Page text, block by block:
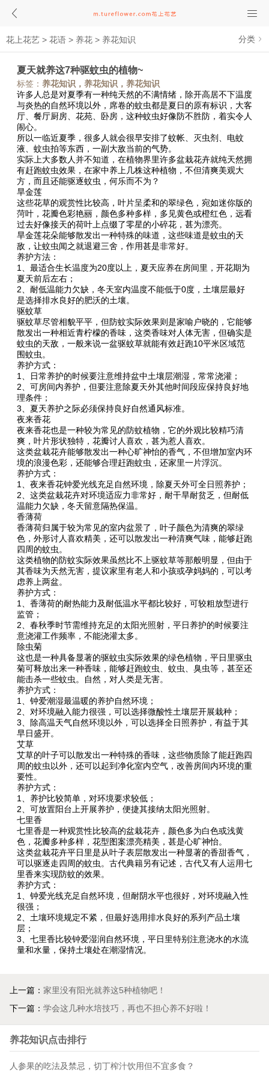
花上花艺 > 花语 > 养花 > 养花知识 分类
夏天就养这7种驱蚊虫的植物~
标签： 养花知识，养花知识，养花知识
许多人总是对夏季有一种纯天然的不满情绪，除开高居不下温度
与炎热的自然环境以外，席卷的蚊虫都是夏日的原有标识，大客
厅、餐厅厨房、花苑、卧房，这种蚊虫好像防不胜防，着实令人
闹心。
所以一临近夏季，很多人就会很早安排了蚊帐、灭虫剂、电蚊
液、蚊虫拍等东西，一副大敌当前的气势。
实际上大多数人并不知道，在植物界里许多盆栽花卉就纯天然拥
有赶跑蚊虫效果，在家中养上几株这种植物，不但清爽美观大
方，而且还能驱逐蚊虫，何乐而不为？
旱金莲
这些花草的观赏性比较高，叶片呈柔和的翠绿色，宛如迷你版的
菏叶，花瓣色彩艳丽，颜色多种多样，多见黄色或橙红色，远看
过去好像接天的荷叶上点缀了零星的小碎花，甚为漂亮。
旱金莲花朵能够散发出一种特殊的味道，这些味道是蚊虫的天
敌，让蚊虫闻之就退避三舍，作用甚是非常好。
养护方法：
1、最适合生长温度为20度以上，夏天应养在房间里，开花期为
夏天前后左右；
2、耐低温能力欠缺，冬天室内温度不能低于0度，土壤层最好
是选择排水良好的肥沃的土壤。
驱蚊草
驱蚊草尽管相貌平平，但防蚊实际效果则是家喻户晓的，它能够
散发出一种相近青柠檬的香味，这类香味对人体无害，但确实是
蚊虫的天敌，一般来说一盆驱蚊草就能有效赶跑10平米区域范
围蚊虫。
养护方式：
1、日常养护的时候要注意维持盆中土壤层潮湿，常常浇灌；
2、可房间内养护，但要注意除夏天外其他时间段应保持良好地
理条件；
3、夏天养护之际必须保持良好自然通风标准。
夜来香花
夜来香花也是一种较为常见的防蚊植物，它的外观比较精巧清
爽，叶片形状独特，花瓣讨人喜欢，甚为惹人喜欢。
这类盆栽花卉能够散发出一种心旷神怡的香气，不但增加室内环
境的浪漫色彩，还能够合理赶跑蚊虫，还家里一片浮沉。
养护方式：
1、夜来香花钟爱光线充足自然环境，除夏天外可全日照养护；
2、这类盆栽花卉对环境适应力非常好，耐干旱耐贫乏，但耐低
温能力欠缺，冬天留意隔热保温。
香薄荷
香薄荷归属于较为常见的室内盆景了，叶子颜色为清爽的翠绿
色，外形讨人喜欢精美，还可以散发出一种清爽气味，能够赶跑
四周的蚊虫。
这类植物的防蚊实际效果虽然比不上驱蚊草等那般明显，但由于
其香味为天然无害，提议家里有老人和小孩或孕妈妈的，可以考
虑养上两盆。
养护方式：
1、香薄荷的耐热能力及耐低温水平都比较好，可较粗放型进行
监管；
2、春秋季时节需维持充足的太阳光照射，平日养护的时候要注
意浇灌工作频率，不能浇灌太多。
除虫菊
这也是一种具备显著的驱蚊虫实际效果的绿色植物，平日里驱虫
菊可释放出来一种香味，能够赶跑蚊虫、蚊虫、臭虫等，甚至还
能击杀一些蚊虫。自然，对人类是无害。
养护方式：
1、钟爱潮湿最温暖的养护自然环境；
2、对环境融入能力很强，可以选择微酸性土壤层开展栽种；
3、除高温天气自然环境以外，可以选择全日照养护，有益于其
早日盛开。
艾草
艾草的叶子可以散发出一种特殊的香味，这些物质除了能赶跑四
周的蚊虫以外，还可以起到净化室内空气，改善房间内环境的重
要性。
养护方式：
1、养护比较简单，对环境要求较低；
2、可放置阳台上开展养护，便捷其接纳太阳光照射。
七里香
七里香是一种观赏性比较高的盆栽花卉，颜色多为白色或浅黄
色，花瓣多种多样，花型图案漂亮精美，甚是心旷神怡。
这类盆栽花卉平日里是从叶子表层散发出一种显著的香甜香气，
可以驱逐走四周的蚊虫。古代典籍另有记述，古代又有人运用七
里香来实现防蚊的效果。
养护方式：
1、钟爱光线充足自然环境，但耐阴水平也很好，对环境融入性
很强；
2、土壤环境规定不紧，但最好选用排水良好的系列产品土壤
层；
3、七里香比较钟爱湿润自然环境，平日里特别注意浇水的水流
量和水量，保持土壤处在潮湿情况。
上一篇： 家里没有阳光就养这5种植物吧！
下一篇： 学会这几种水培技巧，再也不担心养不好啦！
养花知识点击排行
人参果的吃法及禁忌，切丁榨汁饮用但不宜多食？